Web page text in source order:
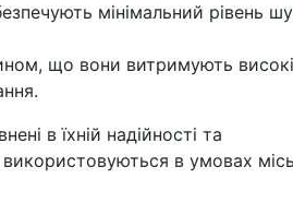
мінімальний рівень
що вони витримують високі
в їхній надійності та
в умовах